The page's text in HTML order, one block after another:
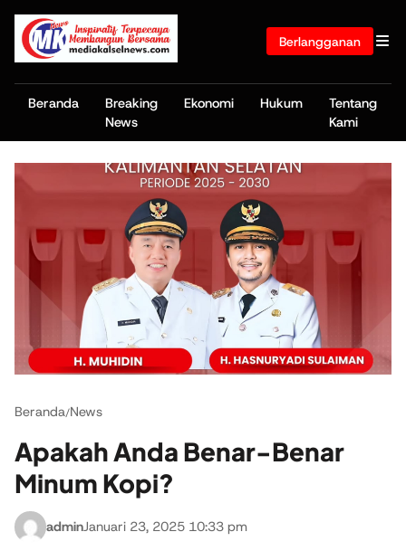
Berlangganan
Beranda
Breaking
News
Ekonomi Hukum
Tentang
Kami
Beranda/News
Apakah Anda Benar-Benar
Minum Kopi?
adminJanuari 23, 2025 10:33 pm